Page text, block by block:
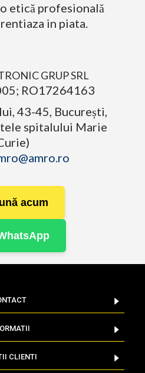
etică profesională
in piata.
GRUP SRL
RO17264163
43-45, București,
spitalului Marie
acum
CLIENTI